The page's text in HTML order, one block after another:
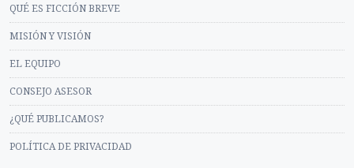
QUÉ ES FICCIÓN BREVE
MISIÓN Y VISIÓN
EL EQUIPO
CONSEJO ASESOR
¿QUÉ PUBLICAMOS?
POLÍTICA DE PRIVACIDAD